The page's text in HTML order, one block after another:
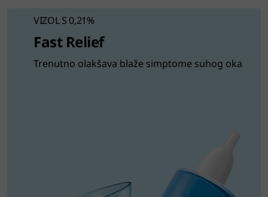
VIZOL S 0,21%
Fast Relief
Trenutno olakšava blaže simptome suhog oka